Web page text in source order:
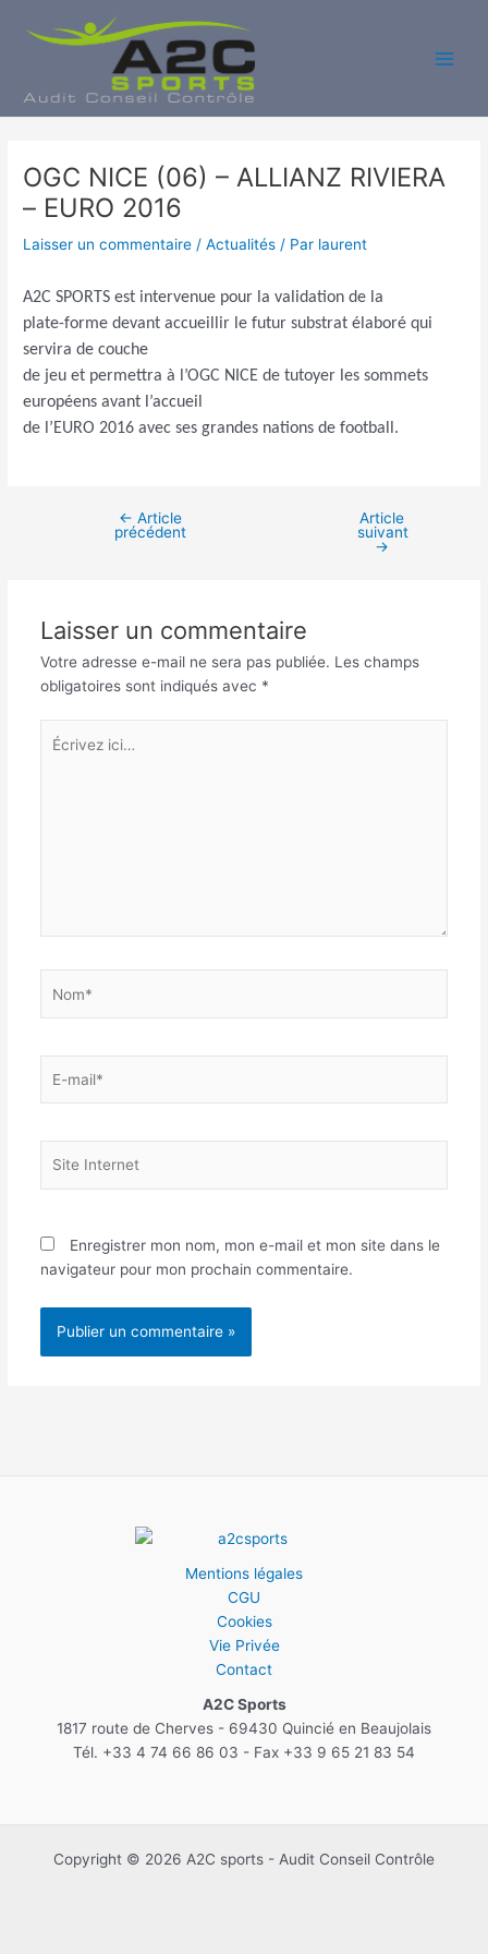
OGC NICE (06) – ALLIANZ RIVIERA
– EURO 2016
Laisser un commentaire /Actualités / Par laurent
A2C SPORTS est intervenue pour la validation de la
plate-forme devant accueillir le futur substrat élaboré qui
servira de couche
de jeu et permettra à l’OGC NICE de tutoyer les sommets
européens avant l’accueil
de l’EURO 2016 avec ses grandes nations de football.
Navigation
← Article
précédent
Article
suivant
→
Laisser un commentaire
Votre adresse e-mail ne sera pas publiée. Les champs
obligatoires sont indiqués avec *
Écrivez
ici…
mail*
Internet
Enregistrer mon nom, mon e-mail et mon site dans le
navigateur pour mon prochain commentaire.
Mentions légales
CGU
Cookies
Vie Privée
Contact
A2C Sports
1817 route de Cherves - 69430 Quincié en Beaujolais
Tél. +33 4 74 66 86 03 - Fax +33 9 65 21 83 54
Copyright © 2026 A2C sports - Audit Conseil Contrôle